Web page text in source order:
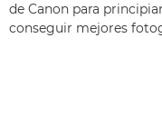
de Canon para
conseguir mejores